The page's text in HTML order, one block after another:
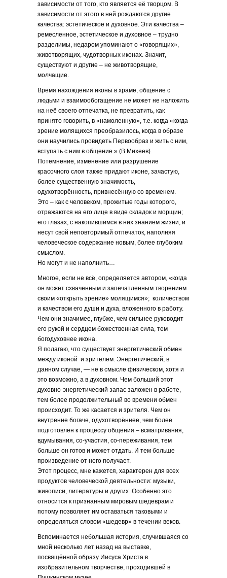
зависимости от того, кто является её творцом. В
зависимости от этого в ней рождаются другие
качества: эстетическое и духовное. Эти качества –
ремесленное, эстетическое и духовное – трудно
разделимы, недаром упоминают о «говорящих»,
животворящих, чудотворных иконах. Значит,
существуют и другие – не животворящие,
молчащие.
Время нахождения иконы в храме, общение с
людьми и взаимообогащение не может не наложить
на неё своего отпечатка, не превратить, как
принято говорить, в «намоленную», т.е. когда «когда
зрение молящихся преобразилось, когда в образе
они научились провидеть Первообраз и жить с ним,
вступать с ним в общение.» (В.Михеев).
Потемнение, изменение или разрушение
красочного слоя также придают иконе, зачастую,
более существенную значимость,
одухотворённость, привнесённую со временем.
Это – как с человеком, прожитые годы которого,
отражаются на его лице в виде складок и морщин;
его глазах, с накопившимся в них знанием жизни, и
несут свой неповторимый отпечаток, наполняя
человеческое содержание новым, более глубоким
смыслом.
Но могут и не наполнить…
Многое, если не всё, определяется автором, «когда
он может схваченным и запечатленным творением
своим «открыть зрение» молящимся»; количеством
и качеством его души и духа, вложенного в работу.
Чем они значимее, глубже, чем сильнее руководит
его рукой и сердцем божественная сила, тем
богодуховнее икона.
Я полагаю, что существует энергетический обмен
между иконой и зрителем. Энергетический, в
данном случае, — не в смысле физическом, хотя и
это возможно, а в духовном. Чем больший этот
духовно-энергетический запас заложен в работе,
тем более продолжительный во времени обмен
происходит. То же касается и зрителя. Чем он
внутренне богаче, одухотворённее, чем более
подготовлен к процессу общения – всматривания,
вдумывания, со-участия, со-переживания, тем
больше он готов и может отдать. И тем больше
произведение от него получает.
Этот процесс, мне кажется, характерен для всех
продуктов человеческой деятельности: музыки,
живописи, литературы и других. Особенно это
относится к признанным мировым шедеврам и
потому позволяет им оставаться таковыми и
определяться словом «шедевр» в течении веков.
Вспоминается небольшая история, случившаяся со
мной несколько лет назад на выставке,
посвящённой образу Иисуса Христа в
изобразительном творчестве, проходившей в